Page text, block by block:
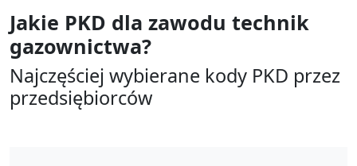
Jakie PKD dla zawodu technik
gazownictwa?
Najczęściej wybierane kody PKD przez
przedsiębiorców